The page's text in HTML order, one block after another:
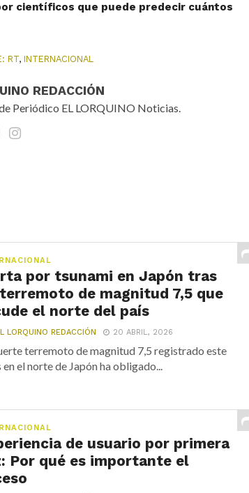
científicos que puede predecir cuántos
RT,INTERNACIONAL
REDACCIÓN
Periódico EL LORQUINO Noticias.
por tsunami en Japón tras
de magnitud 7,5 que
el norte del país
LORQUINO REDACCIÓN 20 ABRIL, 2026
terremoto de magnitud 7,5 registrado este
en el norte de Japón ha obligado...
de usuario por primera
Por qué es importante el